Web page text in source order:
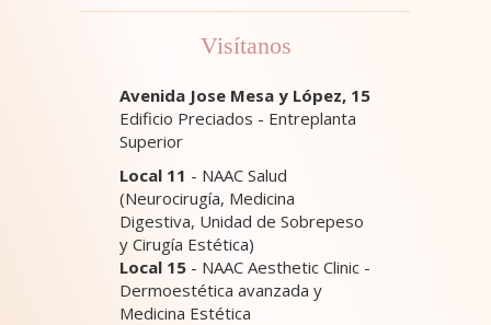
Visítanos
Avenida Jose Mesa y López, 15
Edificio Preciados - Entreplanta
Superior
Local 11 - NAAC Salud
(Neurocirugía, Medicina
Digestiva, Unidad de Sobrepeso
y Cirugía Estética)
Local 15 - NAAC Aesthetic Clinic -
Dermoestética avanzada y
Medicina Estética